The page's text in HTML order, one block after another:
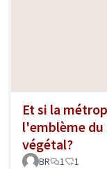
Et si la
l'emblème du
végétal?
BR 1 1